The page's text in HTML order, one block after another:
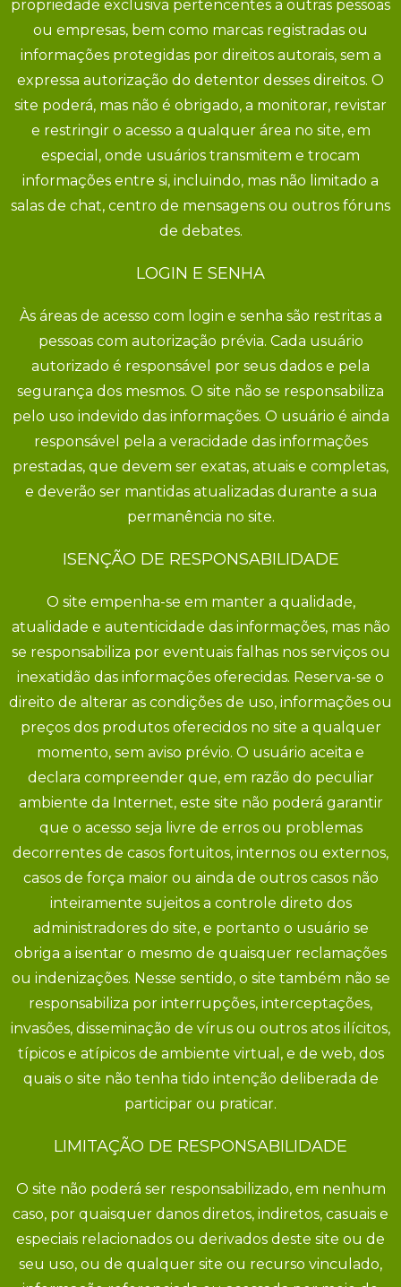
propriedade exclusiva pertencentes a outras pessoas
ou empresas, bem como marcas registradas ou
informações protegidas por direitos autorais, sem a
expressa autorização do detentor desses direitos. O
site poderá, mas não é obrigado, a monitorar, revistar
e restringir o acesso a qualquer área no site, em
especial, onde usuários transmitem e trocam
informações entre si, incluindo, mas não limitado a
salas de chat, centro de mensagens ou outros fóruns
de debates.
LOGIN E SENHA
Às áreas de acesso com login e senha são restritas a
pessoas com autorização prévia. Cada usuário
autorizado é responsável por seus dados e pela
segurança dos mesmos. O site não se responsabiliza
pelo uso indevido das informações. O usuário é ainda
responsável pela a veracidade das informações
prestadas, que devem ser exatas, atuais e completas,
e deverão ser mantidas atualizadas durante a sua
permanência no site.
ISENÇÃO DE RESPONSABILIDADE
O site empenha-se em manter a qualidade,
atualidade e autenticidade das informações, mas não
se responsabiliza por eventuais falhas nos serviços ou
inexatidão das informações oferecidas. Reserva-se o
direito de alterar as condições de uso, informações ou
preços dos produtos oferecidos no site a qualquer
momento, sem aviso prévio. O usuário aceita e
declara compreender que, em razão do peculiar
ambiente da Internet, este site não poderá garantir
que o acesso seja livre de erros ou problemas
decorrentes de casos fortuitos, internos ou externos,
casos de força maior ou ainda de outros casos não
inteiramente sujeitos a controle direto dos
administradores do site, e portanto o usuário se
obriga a isentar o mesmo de quaisquer reclamações
ou indenizações. Nesse sentido, o site também não se
responsabiliza por interrupções, interceptações,
invasões, disseminação de vírus ou outros atos ilícitos,
típicos e atípicos de ambiente virtual, e de web, dos
quais o site não tenha tido intenção deliberada de
participar ou praticar.
LIMITAÇÃO DE RESPONSABILIDADE
O site não poderá ser responsabilizado, em nenhum
caso, por quaisquer danos diretos, indiretos, casuais e
especiais relacionados ou derivados deste site ou de
seu uso, ou de qualquer site ou recurso vinculado,